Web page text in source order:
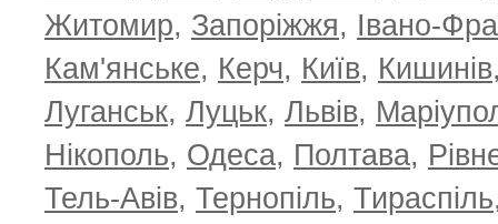
Житомир, Запоріжжя, Івано-
Кам'янське, Керч, Київ, Кишинів
Луганськ, Луцьк, Львів,
Нікополь, Одеса, Полтава,
Тель-Авів, Тернопіль, Тираспіль